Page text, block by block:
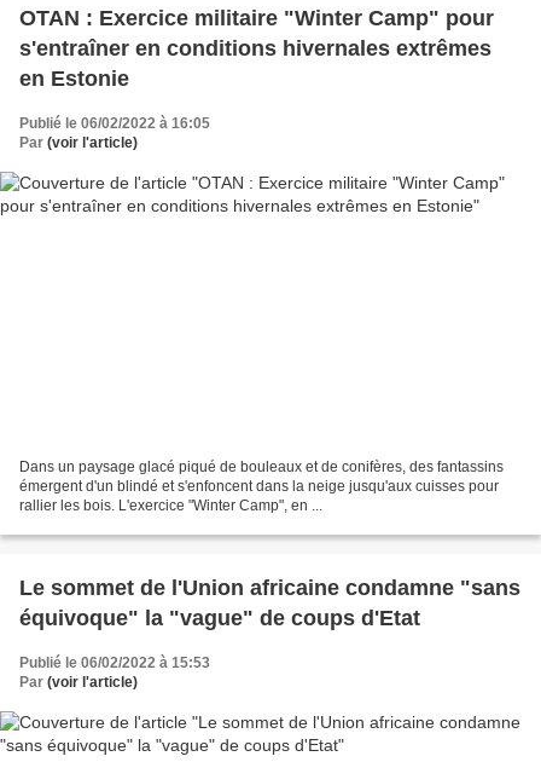
OTAN : Exercice militaire "Winter Camp" pour
s'entraîner en conditions hivernales extrêmes
en Estonie
Publié le 06/02/2022 à 16:05
Par (voir l'article)
Dans un paysage glacé piqué de bouleaux et de conifères, des fantassins
émergent d'un blindé et s'enfoncent dans la neige jusqu'aux cuisses pour
rallier les bois. L'exercice "Winter Camp", en ...
Le sommet de l'Union africaine condamne "sans
équivoque" la "vague" de coups d'Etat
Publié le 06/02/2022 à 15:53
Par (voir l'article)